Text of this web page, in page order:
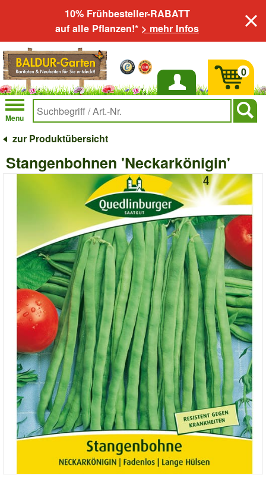
10% Frühbesteller-RABATT
auf alle Pflanzen!* > mehr Infos
Anmelden
Menu
0
zur Produktübersicht
Stangenbohnen 'Neckarkönigin'